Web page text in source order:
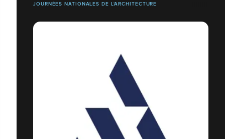
JOURNÉES NATIONALES DE L'ARCHITECTURE